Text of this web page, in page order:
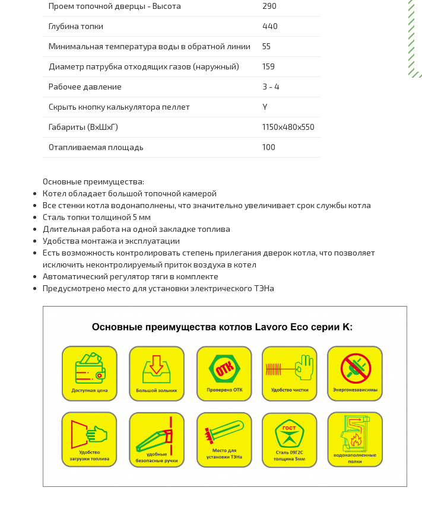
Проем топочной дверцы - Высота
290
Глубина топки
440
Минимальная температура воды в обратной линии
55
Диаметр патрубка отходящих газов (наружный)
159
Рабочее давление
3 - 4
Скрыть кнопку калькулятора пеллет
Y
Габариты (ВхШхГ)
1150x480x550
Отапливаемая площадь
100
Основные преимущества:
Котел обладает большой топочной камерой
Все стенки котла водонаполнены, что значительно увеличивает срок службы котла
Сталь топки толщиной 5 мм
Длительная работа на одной закладке топлива
Удобства монтажа и эксплуатации
Есть возможность контролировать степень прилегания дверок котла, что позволяет
исключить неконтролируемый приток воздуха в котел
Автоматический регулятор тяги в комплекте
Предусмотрено место для установки электрического ТЭНа